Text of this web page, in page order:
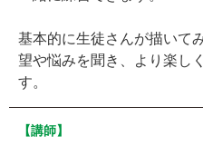
基本的に生徒さんが描いて
望や悩みを聞き、より楽し
す。
【講師】